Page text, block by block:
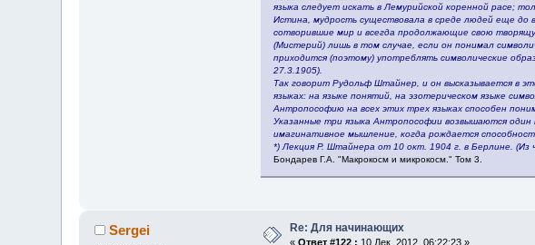
языка следует искать в Лемурийской коренной расе;
Истина, мудрость существовала в среде людей еще до
сотворившие мир и всегда продолжающие свою
(Мистерий) лишь в том случае, если он понимал
приходится (поэтому) употреблять символические
27.3.1905).
Так говорит Рудольф Штайнер, и он высказывается в
языках: на языке понятий, на эзотерическом языке
Антропософию на всех этих трех языках способен
Указанные три языка Антропософии возвышаются
имагинативное мышление, когда рождается
*) Лекция Р. Штайнера от 10 окт. 1904 г. в Берлине. (Из
Бондарев Г.А. "Макрокосм и микрокосм." Том 3.
Sergei Re: Для начинающих
«Ответ #122 : 10 Дек. 2012, 06:22:23 »